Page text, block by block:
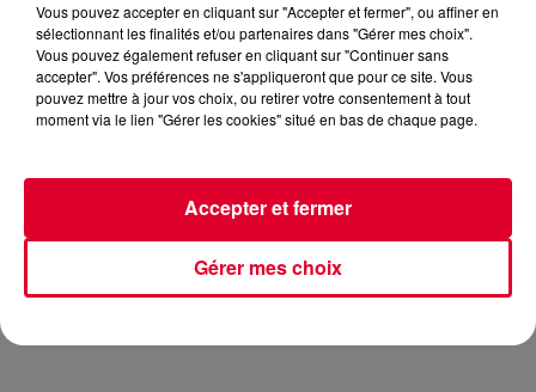
D’abord, le DJ hollandais a sorti son nouveau morceau
Ce titre en collaboration avec son compatriote
Vous pouvez accepter en cliquant sur "Accepter et fermer", ou affiner en
sélectionnant les finalités et/ou partenaires dans "Gérer mes choix".
Vous pouvez également refuser en cliquant sur "Continuer sans
accepter". Vos préférences ne s'appliqueront que pour ce site. Vous
pouvez mettre à jour vos choix, ou retirer votre consentement à tout
moment via le lien "Gérer les cookies" situé en bas de chaque page.
Gérer mes choix
Accepter et fermer